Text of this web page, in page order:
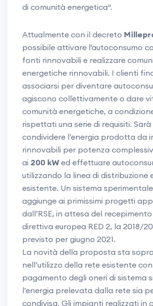
di comunità energetica“.
Attualmente con il decreto
possibile attivare l'autoconsumo
fonti rinnovabili e realizzare
energetiche rinnovabili. I clienti
associarsi per diventare
agiscono collettivamente o dare
comunità energetiche, a
rispettati una serie di requisiti.
condividere l’energia prodotta da
rinnovabili per potenza
ai 200 kW ed effettuare
utilizzando la linea di distribuzione
esistente. Un sistema
aggiunge ai primissimi progetti
dall’RSE, in attesa del
direttiva europea RED 2, la 2018/
previsto per giugno 2021.
La novità della proposta sta
nell’utilizzo della rete esistente
pagamento degli oneri di sistema
l’energia prelevata dalla rete sia
condivisa. Gli impianti realizzati in